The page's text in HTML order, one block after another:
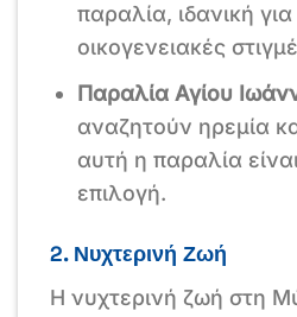
παραλία, ιδανική
οικογενειακές
Παραλία Αγίου
αναζητούν ηρεμία
αυτή η παραλία
επιλογή.
2. Νυχτερινή Ζωή
Η νυχτερινή ζωή στη